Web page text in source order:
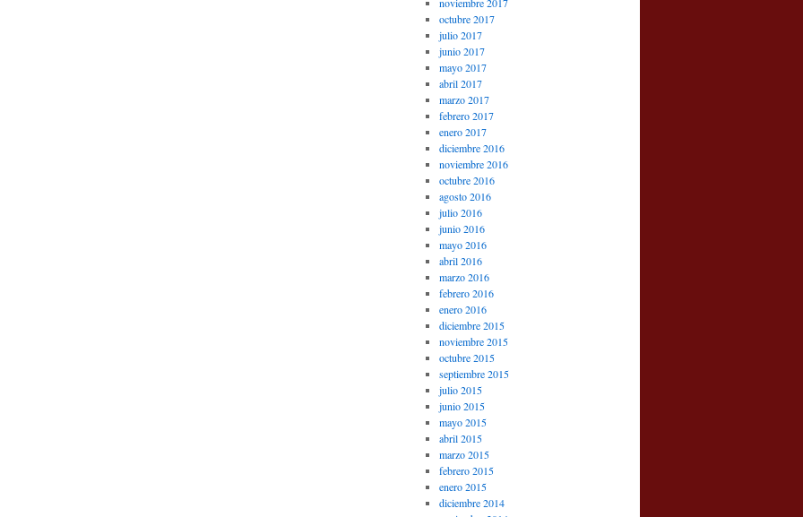
octubre 2017
julio 2017
junio 2017
mayo 2017
abril 2017
marzo 2017
febrero 2017
enero 2017
diciembre 2016
noviembre 2016
octubre 2016
agosto 2016
julio 2016
junio 2016
mayo 2016
abril 2016
marzo 2016
febrero 2016
enero 2016
diciembre 2015
noviembre 2015
octubre 2015
septiembre 2015
julio 2015
junio 2015
mayo 2015
abril 2015
marzo 2015
febrero 2015
enero 2015
diciembre 2014